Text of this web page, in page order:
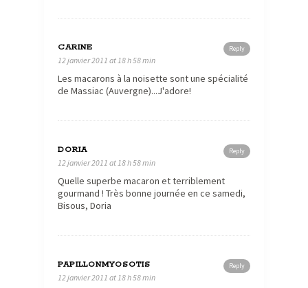
Reply
CARINE
12 janvier 2011 at 18 h 58 min
Les macarons à la noisette sont une spécialité
de Massiac (Auvergne)...J'adore!
Reply
DORIA
12 janvier 2011 at 18 h 58 min
Quelle superbe macaron et terriblement
gourmand ! Très bonne journée en ce samedi,
Bisous, Doria
Reply
PAPILLONMYOSOTIS
12 janvier 2011 at 18 h 58 min